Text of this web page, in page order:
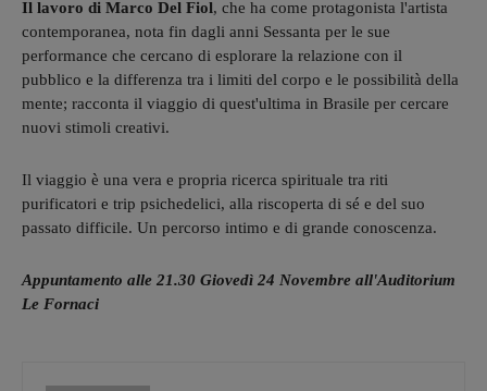
Il lavoro di Marco Del Fiol, che ha come protagonista l'artista
contemporanea, nota fin dagli anni Sessanta per le sue
performance che cercano di esplorare la relazione con il
pubblico e la differenza tra i limiti del corpo e le possibilità della
mente; racconta il viaggio di quest'ultima in Brasile per cercare
nuovi stimoli creativi.
Il viaggio è una vera e propria ricerca spirituale tra riti
purificatori e trip psichedelici, alla riscoperta di sé e del suo
passato difficile. Un percorso intimo e di grande conoscenza.
Appuntamento alle 21.30 Giovedì 24 Novembre all'Auditorium
Le Fornaci